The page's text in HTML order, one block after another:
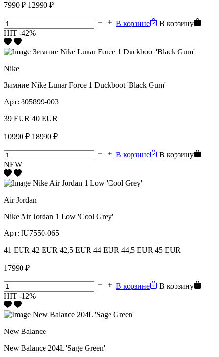
7990 ₽ 12990 ₽
В корзине
В корзину
HIT -42%
Nike
Зимние Nike Lunar Force 1 Duckboot 'Black Gum'
Арт: 805899-003
39 EUR 40 EUR
10990 ₽ 18990 ₽
В корзине
В корзину
NEW
Air Jordan
Nike Air Jordan 1 Low 'Cool Grey'
Арт: IU7550-065
41 EUR 42 EUR 42,5 EUR 44 EUR 44,5 EUR 45 EUR
17990 ₽
В корзине
В корзину
HIT -12%
New Balance
New Balance 204L 'Sage Green'